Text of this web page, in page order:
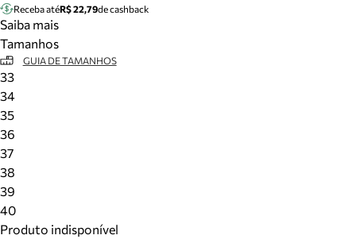
Tire dúvidas sobre pedidos, devoluções e mais.
Meus pedidos
Acompanhe seus pedidos e solicite devoluções.
Receba atéR$ 22,79de cashback
Saiba mais
Tamanhos
GUIA DE TAMANHOS
33
34
35
36
37
38
39
40
Produto indisponível